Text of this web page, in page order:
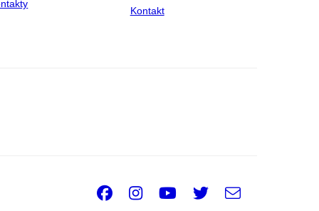
Kontakt
Facebook
Instagram
Youtube
Twitter
e-